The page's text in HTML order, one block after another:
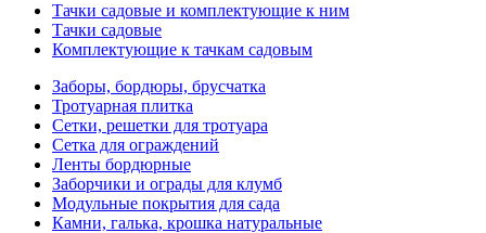
Тачки садовые и комплектующие к ним
Тачки садовые
Комплектующие к тачкам садовым
Заборы, бордюры, брусчатка
Тротуарная плитка
Сетки, решетки для тротуара
Сетка для ограждений
Ленты бордюрные
Заборчики и ограды для клумб
Модульные покрытия для сада
Камни, галька, крошка натуральные